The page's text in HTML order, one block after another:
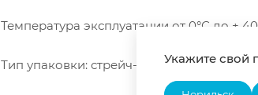
Температура эксплуатации от 0°С до +
Тип упаковки: стрейч-пленка<\p>Укажите свой